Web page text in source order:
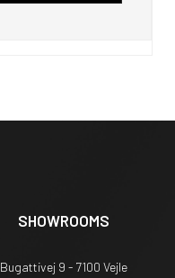
SHOWROOMS
Bugattivej 9 - 7100 Vejle